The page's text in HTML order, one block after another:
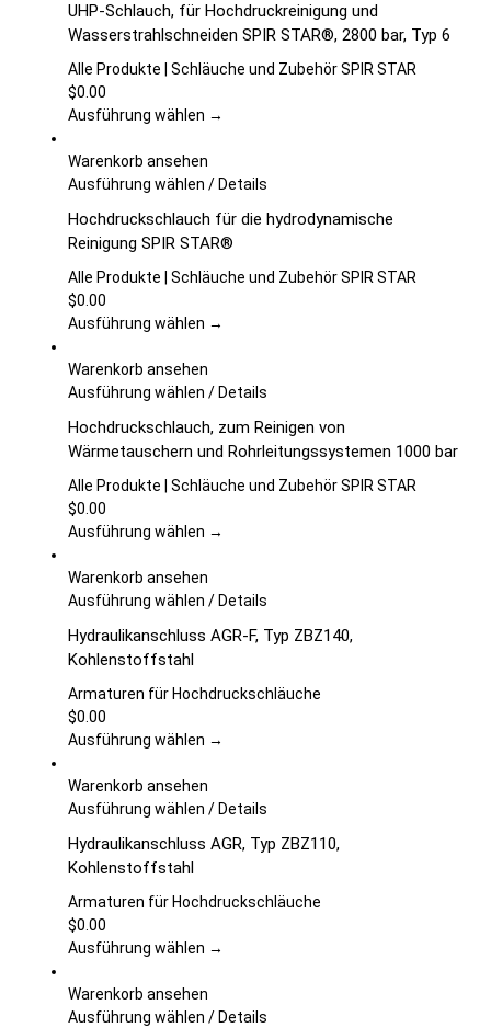
Produktseite
gewählt
werden
weist
mehrere
Varianten
Die
auf
Produktseite
gewählt
werden
UHP-Schlauch, für Hochdruckreinigung und
Wasserstrahlschneiden SPIR STAR®, 2800 bar, Typ 6
Alle Produkte | Schläuche und Zubehör SPIR STAR
$0.00
Ausführung wählen →
Warenkorb ansehen
Ausführung wählen Dieses
weist
mehrere
Varianten
Die
auf
Produktseite
gewählt
werden
/ Details
Hochdruckschlauch für die hydrodynamische
Reinigung SPIR STAR®
Alle Produkte | Schläuche und Zubehör SPIR STAR
$0.00
Ausführung wählen →
Warenkorb ansehen
Ausführung wählen Dieses
weist
mehrere
Varianten
Die
auf
Produktseite
werden
/ Details
Hochdruckschlauch, zum Reinigen von
Wärmetauschern und Rohrleitungssystemen 1000 bar
Alle Produkte | Schläuche und Zubehör SPIR STAR
$0.00
Ausführung wählen →
Warenkorb ansehen
Ausführung wählen Dieses
weist
Varianten
Die
auf
Produktseite
werden
/ Details
Hydraulikanschluss AGR-F, Typ ZBZ140,
Kohlenstoffstahl
Armaturen für Hochdruckschläuche
$0.00
Ausführung wählen →
Warenkorb ansehen
Ausführung wählen Dieses
weist
Varianten
Die
auf
/ Details
Hydraulikanschluss AGR, Typ ZBZ110,
Kohlenstoffstahl
Armaturen für Hochdruckschläuche
$0.00
Ausführung wählen →
Warenkorb ansehen
Ausführung wählen Dieses
/ Details